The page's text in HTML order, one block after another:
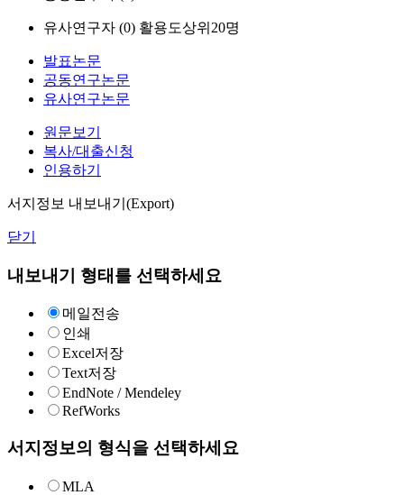
유사연구자 (0) 활용도상위20명
발표논문
공동연구논문
유사연구논문
원문보기
복사/대출신청
인용하기
서지정보 내보내기(Export)
닫기
내보내기 형태를 선택하세요
메일전송
인쇄
Excel저장
Text저장
EndNote / Mendeley
RefWorks
서지정보의 형식을 선택하세요
MLA